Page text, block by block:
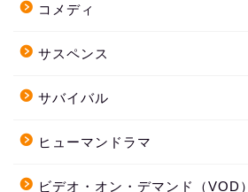
コメディ
サスペンス
サバイバル
ヒューマンドラマ
ビデオ・オン・デマンド（VOD）